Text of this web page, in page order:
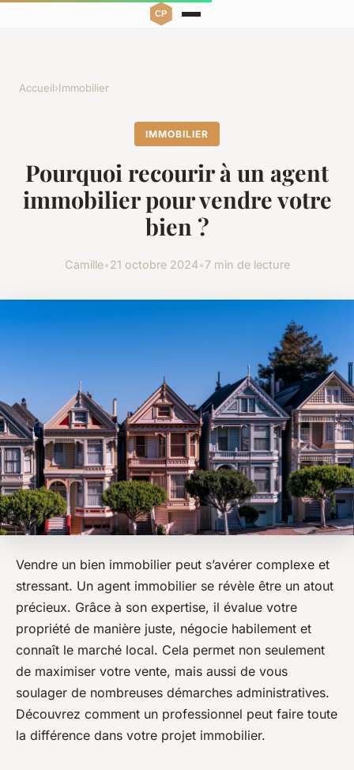
Accueil›Immobilier
IMMOBILIER
Pourquoi recourir à un agent
immobilier pour vendre votre
bien ?
Camille•21 octobre 2024•7 min de lecture
Vendre un bien immobilier peut s’avérer complexe et
stressant. Un agent immobilier se révèle être un atout
précieux. Grâce à son expertise, il évalue votre
propriété de manière juste, négocie habilement et
connaît le marché local. Cela permet non seulement
de maximiser votre vente, mais aussi de vous
soulager de nombreuses démarches administratives.
Découvrez comment un professionnel peut faire toute
la différence dans votre projet immobilier.